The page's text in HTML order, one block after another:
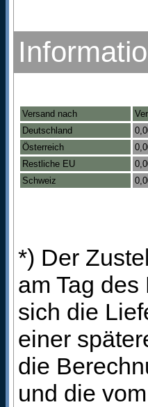
Versand nach
Deutschland
Österreich
Restliche EU
Schweiz
*) Der
am Tag
sich die
einer
die
und die